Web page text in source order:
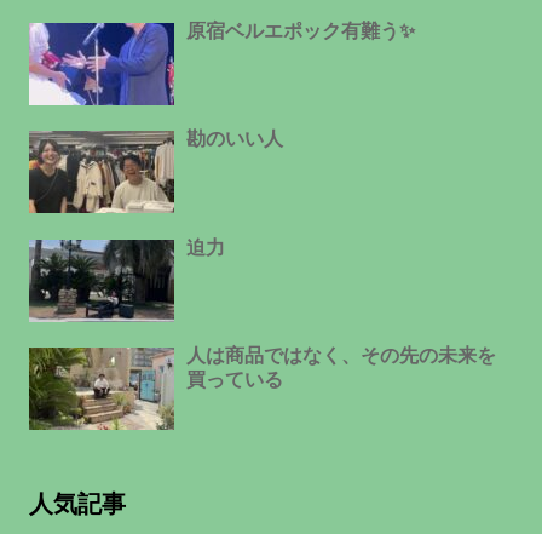
原宿ベルエポック有難う✨
勘のいい人
迫力
人は商品ではなく、その先の未来を
買っている
人気記事